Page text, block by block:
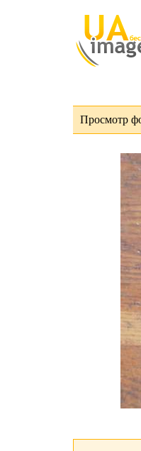
Просмотр